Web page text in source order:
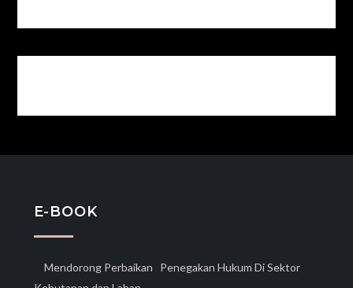
E-BOOK
Mendorong Perbaikan Penegakan Hukum Di Sektor